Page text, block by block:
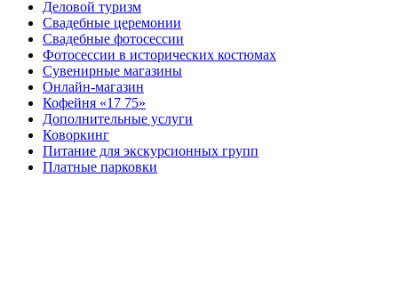
Деловой туризм
Свадебные церемонии
Свадебные фотосессии
Фотосессии в исторических костюмах
Сувенирные магазины
Онлайн-магазин
Кофейня «17 75»
Дополнительные услуги
Коворкинг
Питание для экскурсионных групп
Платные парковки